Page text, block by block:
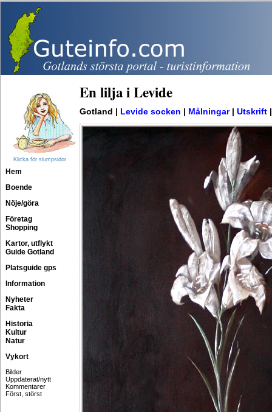
Klicka för slumpsidor
Hem
Boende
Nöje/göra
Företag
Shopping
Kartor, utflykt
Guide Gotland
Platsguide gps
Information
Nyheter
Fakta
Historia
Kultur
Natur
Vykort
Bilder
Uppdaterat/nytt
Kommentarer
Först, störst
En lilja i Levide
Gotland | Levide socken Målningar| Utskrift